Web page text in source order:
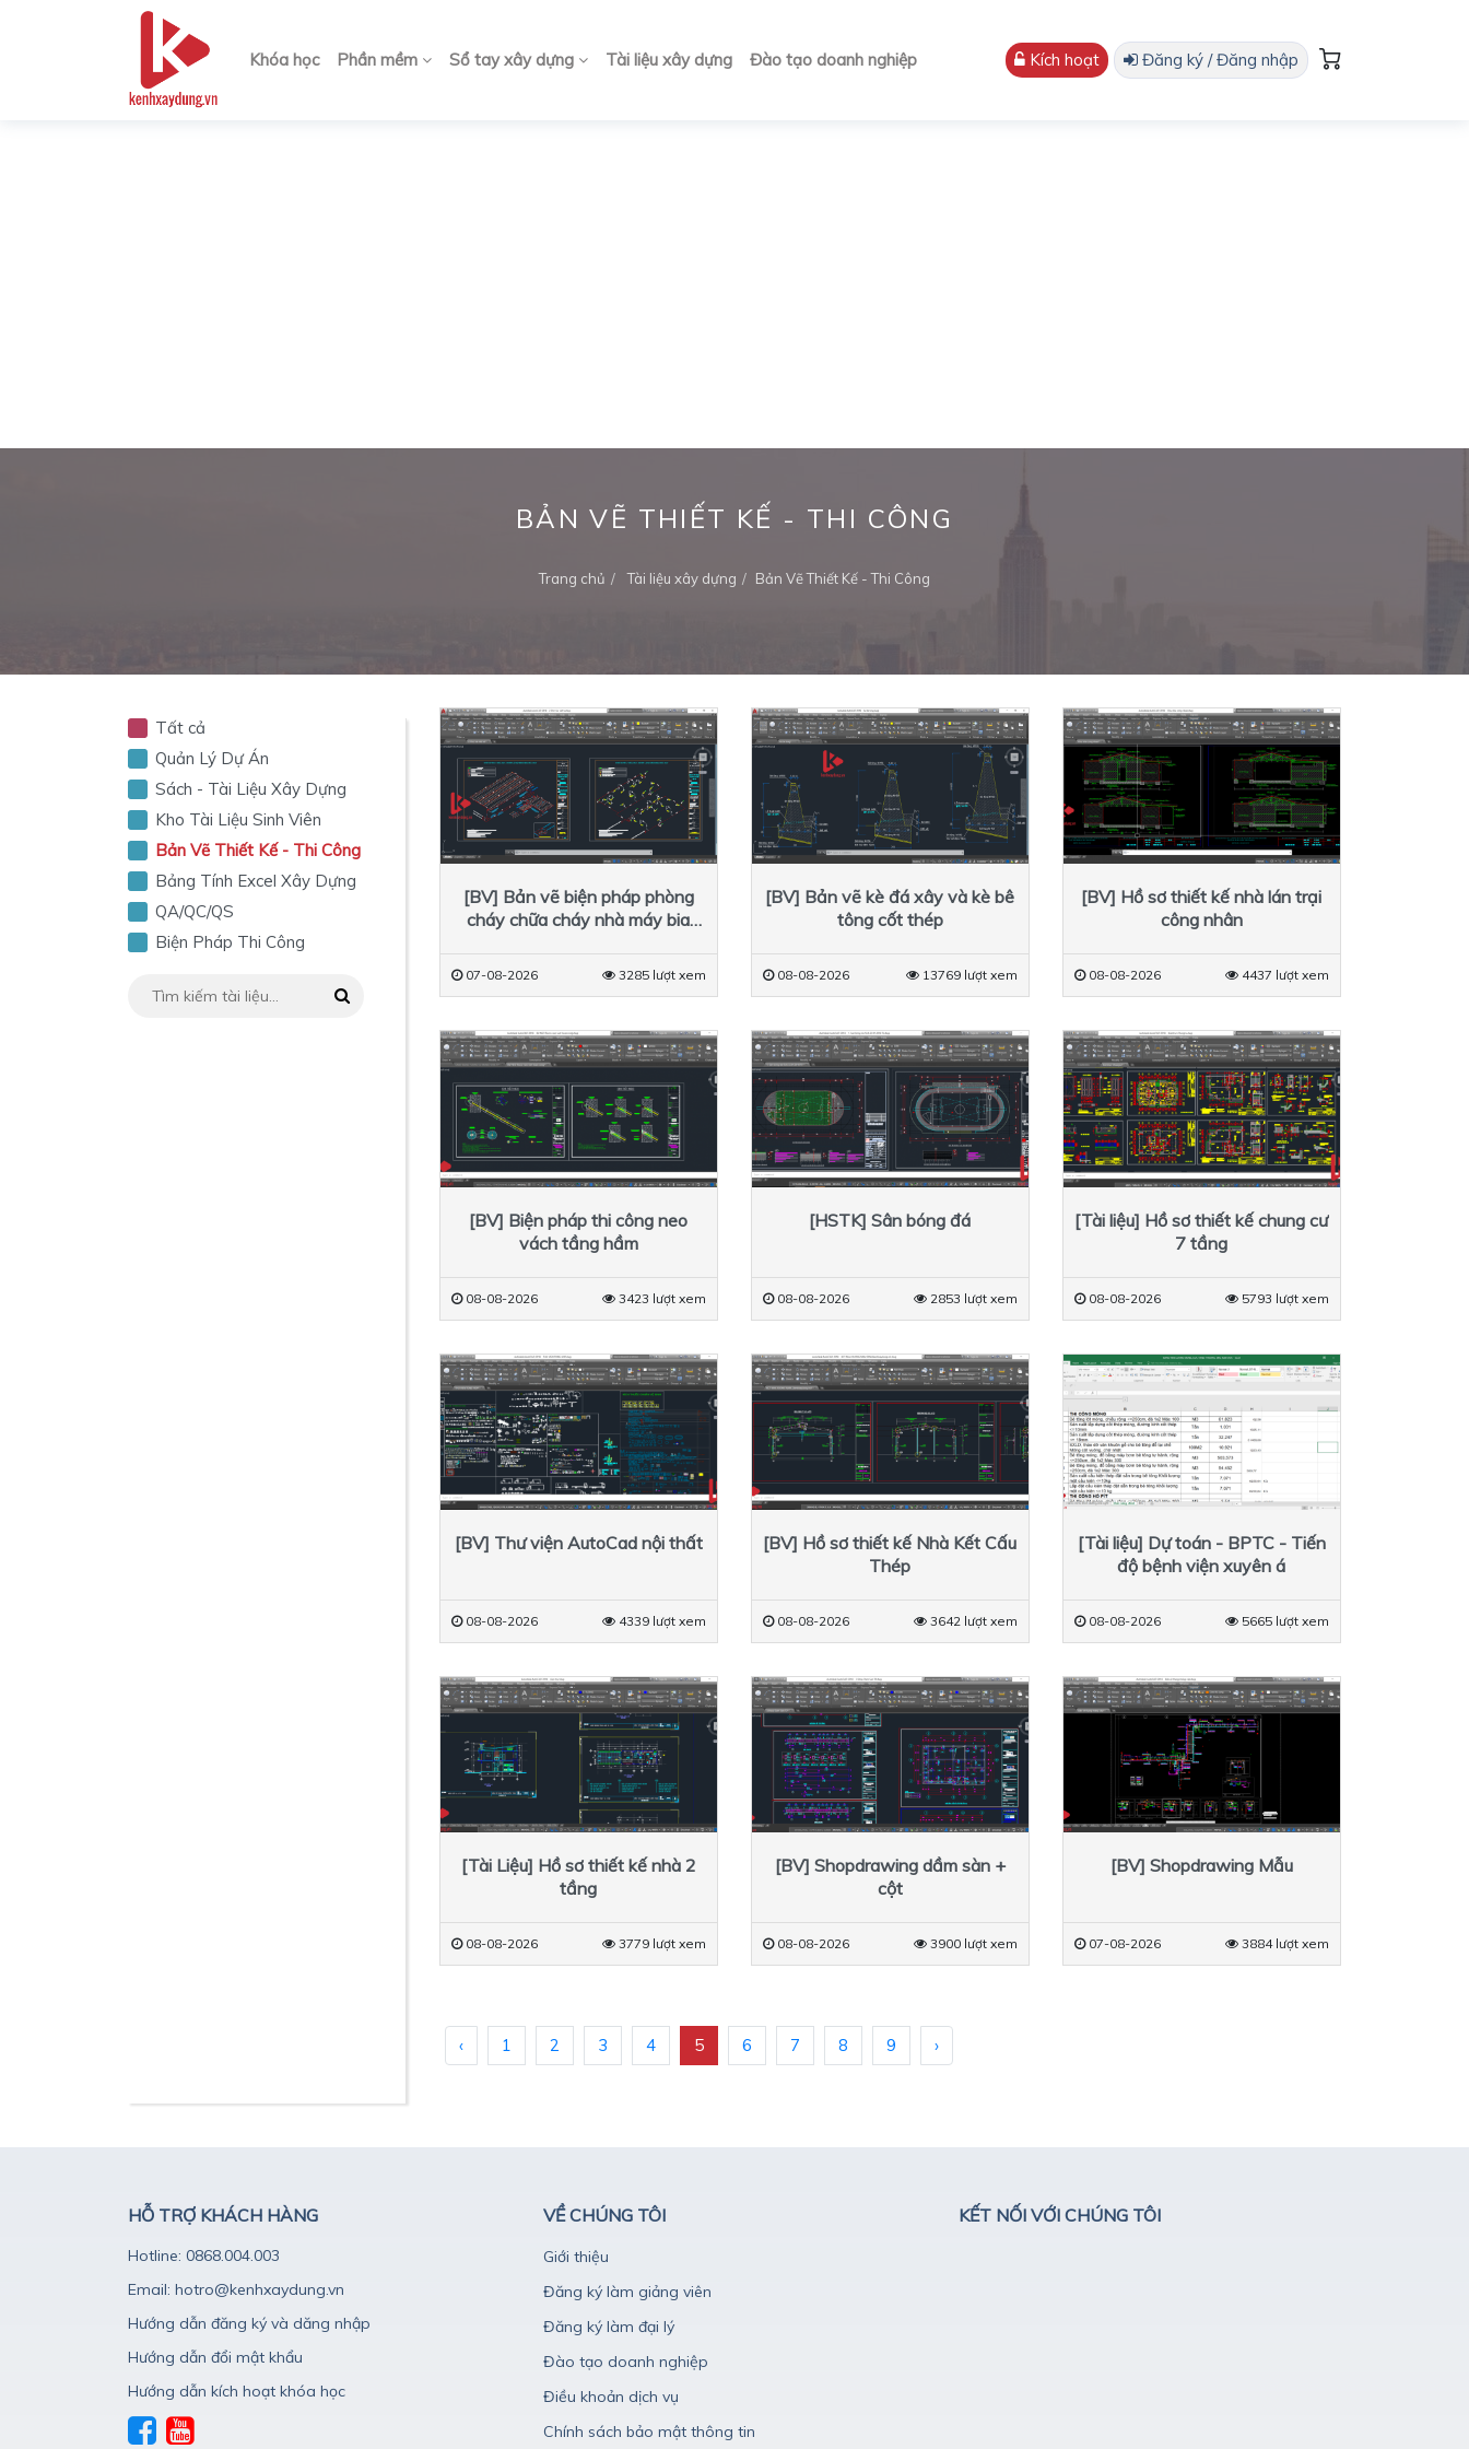
Khóa học Phần mềm Sổ tay xây dựng Tài liệu xây dựng Đào tạo doanh nghiệp Kích hoạt Đăng ký / Đăng nhập
BẢN VẼ THIẾT KẾ - THI CÔNG
Trang chủ Tài liệu xây dựng Bản Vẽ Thiết Kế - Thi Công
Tất cả
Quản Lý Dự Án
Sách - Tài Liệu Xây Dựng
Kho Tài Liệu Sinh Viên
Bản Vẽ Thiết Kế - Thi Công
Bảng Tính Excel Xây Dựng
QA/QC/QS
Biện Pháp Thi Công
[BV] Bản vẽ biện pháp phòng
cháy chữa cháy nhà máy bia
07-08-2026 3285 lượt xem
[BV] Bản vẽ kè đá xây và kè bê
tông cốt thép
08-08-2026 13769 lượt xem
[BV] Hồ sơ thiết kế nhà lán trại
công nhân
08-08-2026 4437 lượt xem
[BV] Biện pháp thi công neo
vách tầng hầm
08-08-2026 3423 lượt xem
[HSTK] Sân bóng đá
08-08-2026 2853 lượt xem
[Tài liệu] Hồ sơ thiết kế chung cư
7 tầng
08-08-2026 5793 lượt xem
[BV] Thư viện AutoCad nội thất
08-08-2026 4339 lượt xem
[BV] Hồ sơ thiết kế Nhà Kết Cấu
Thép
08-08-2026 3642 lượt xem
[Tài liệu] Dự toán - BPTC - Tiến
độ bệnh viện xuyên á
08-08-2026 5665 lượt xem
[Tài Liệu] Hồ sơ thiết kế nhà 2
tầng
08-08-2026 3779 lượt xem
[BV] Shopdrawing dầm sàn +
cột
08-08-2026 3900 lượt xem
[BV] Shopdrawing Mẫu
07-08-2026 3884 lượt xem
‹ 1 2 3 4 5 6 7 8 9 ›
HỖ TRỢ KHÁCH HÀNG
Hotline: 0868.004.003
Email: hotro@kenhxaydung.vn
Hướng dẫn đăng ký và dăng nhập
Hướng dẫn đổi mật khẩu
Hướng dẫn kích hoạt khóa học
VỀ CHÚNG TÔI
Giới thiệu
Đăng ký làm giảng viên
Đăng ký làm đại lý
Đào tạo doanh nghiệp
Điều khoản dịch vụ
Chính sách bảo mật thông tin
KẾT NỐI VỚI CHÚNG TÔI